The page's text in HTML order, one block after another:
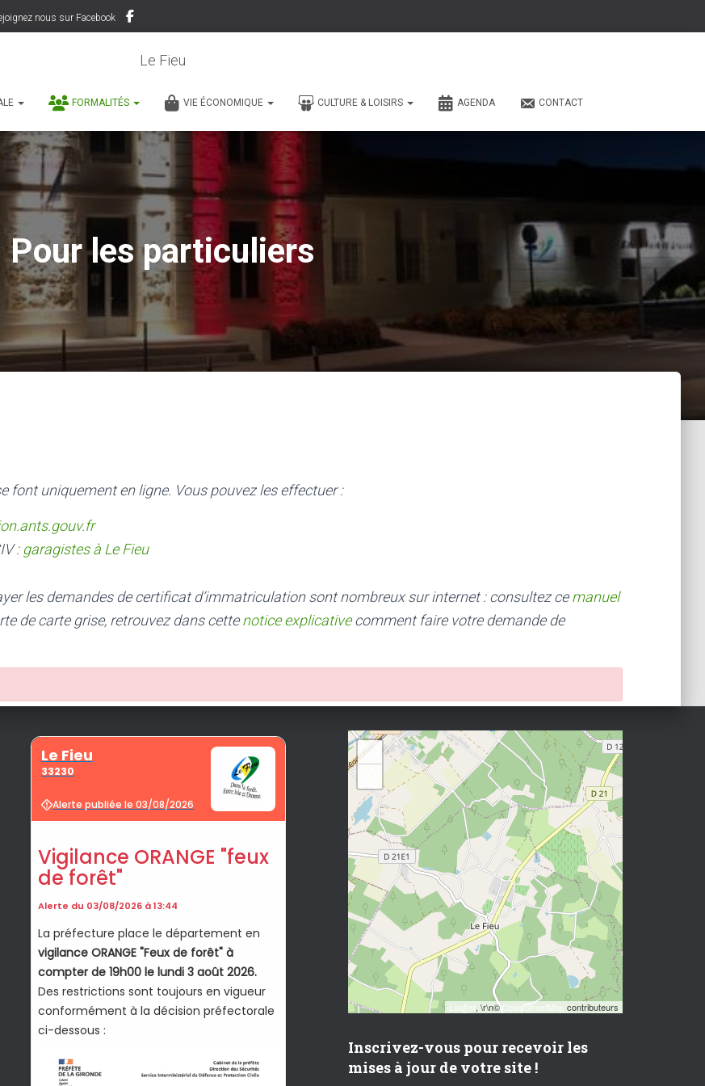
nous sur Facebook
Le Fieu
FORMALITÉS VIE ÉCONOMIQUE CULTURE & LOISIRS AGENDA CONTACT
Pour les particuliers
font uniquement en ligne. Vous pouvez les effectuer :
: garagistes à Le Fieu
les demandes de certificat d’immatriculation sont nombreux sur internet : consultez cemanuel
de carte grise, retrouvez dans cettenotice explicativecomment faire votre demande de
+
Leaflet, \r\n© OpenStreetMap contributeurs
Inscrivez-vous pour recevoir les
mises à jour de votre site !